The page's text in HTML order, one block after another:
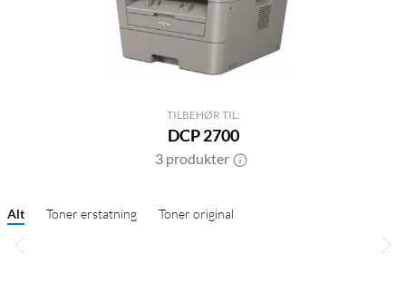
TILBEHØR TIL:
DCP 2700
3 produkter
Alt Toner erstatning Toner original